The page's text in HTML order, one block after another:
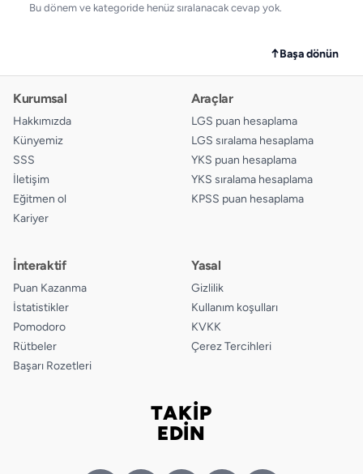
Bu dönem ve kategoride henüz sıralanacak cevap yok.
↑Başa dönün
Kurumsal
Hakkımızda
Künyemiz
SSS
İletişim
Eğitmen ol
Kariyer
Araçlar
LGS puan hesaplama
LGS sıralama hesaplama
YKS puan hesaplama
YKS sıralama hesaplama
KPSS puan hesaplama
İnteraktif
Puan Kazanma
İstatistikler
Pomodoro
Rütbeler
Başarı Rozetleri
Yasal
Gizlilik
Kullanım koşulları
KVKK
Çerez Tercihleri
TAKİP
EDİN